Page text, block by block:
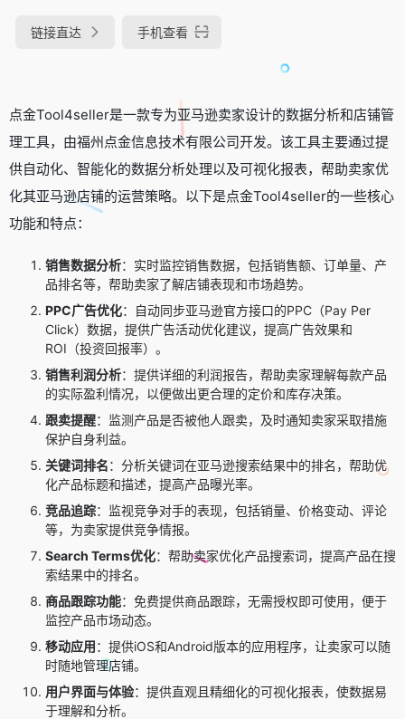
链接直达 手机查看
点金Tool4seller是一款专为亚马逊卖家设计的数据分析和店铺管
理工具，由福州点金信息技术有限公司开发。该工具主要通过提
供自动化、智能化的数据分析处理以及可视化报表，帮助卖家优
化其亚马逊店铺的运营策略。以下是点金Tool4seller的一些核心
功能和特点：
销售数据分析：实时监控销售数据，包括销售额、订单量、产
品排名等，帮助卖家了解店铺表现和市场趋势。
PPC广告优化：自动同步亚马逊官方接口的PPC（Pay Per
Click）数据，提供广告活动优化建议，提高广告效果和
ROI（投资回报率）。
销售利润分析：提供详细的利润报告，帮助卖家理解每款产品
的实际盈利情况，以便做出更合理的定价和库存决策。
跟卖提醒：监测产品是否被他人跟卖，及时通知卖家采取措施
保护自身利益。
关键词排名：分析关键词在亚马逊搜索结果中的排名，帮助优
化产品标题和描述，提高产品曝光率。
竞品追踪：监视竞争对手的表现，包括销量、价格变动、评论
等，为卖家提供竞争情报。
Search Terms优化：帮助卖家优化产品搜索词，提高产品在搜
索结果中的排名。
商品跟踪功能：免费提供商品跟踪，无需授权即可使用，便于
监控产品市场动态。
移动应用：提供iOS和Android版本的应用程序，让卖家可以随
时随地管理店铺。
用户界面与体验：提供直观且精细化的可视化报表，使数据易
于理解和分析。